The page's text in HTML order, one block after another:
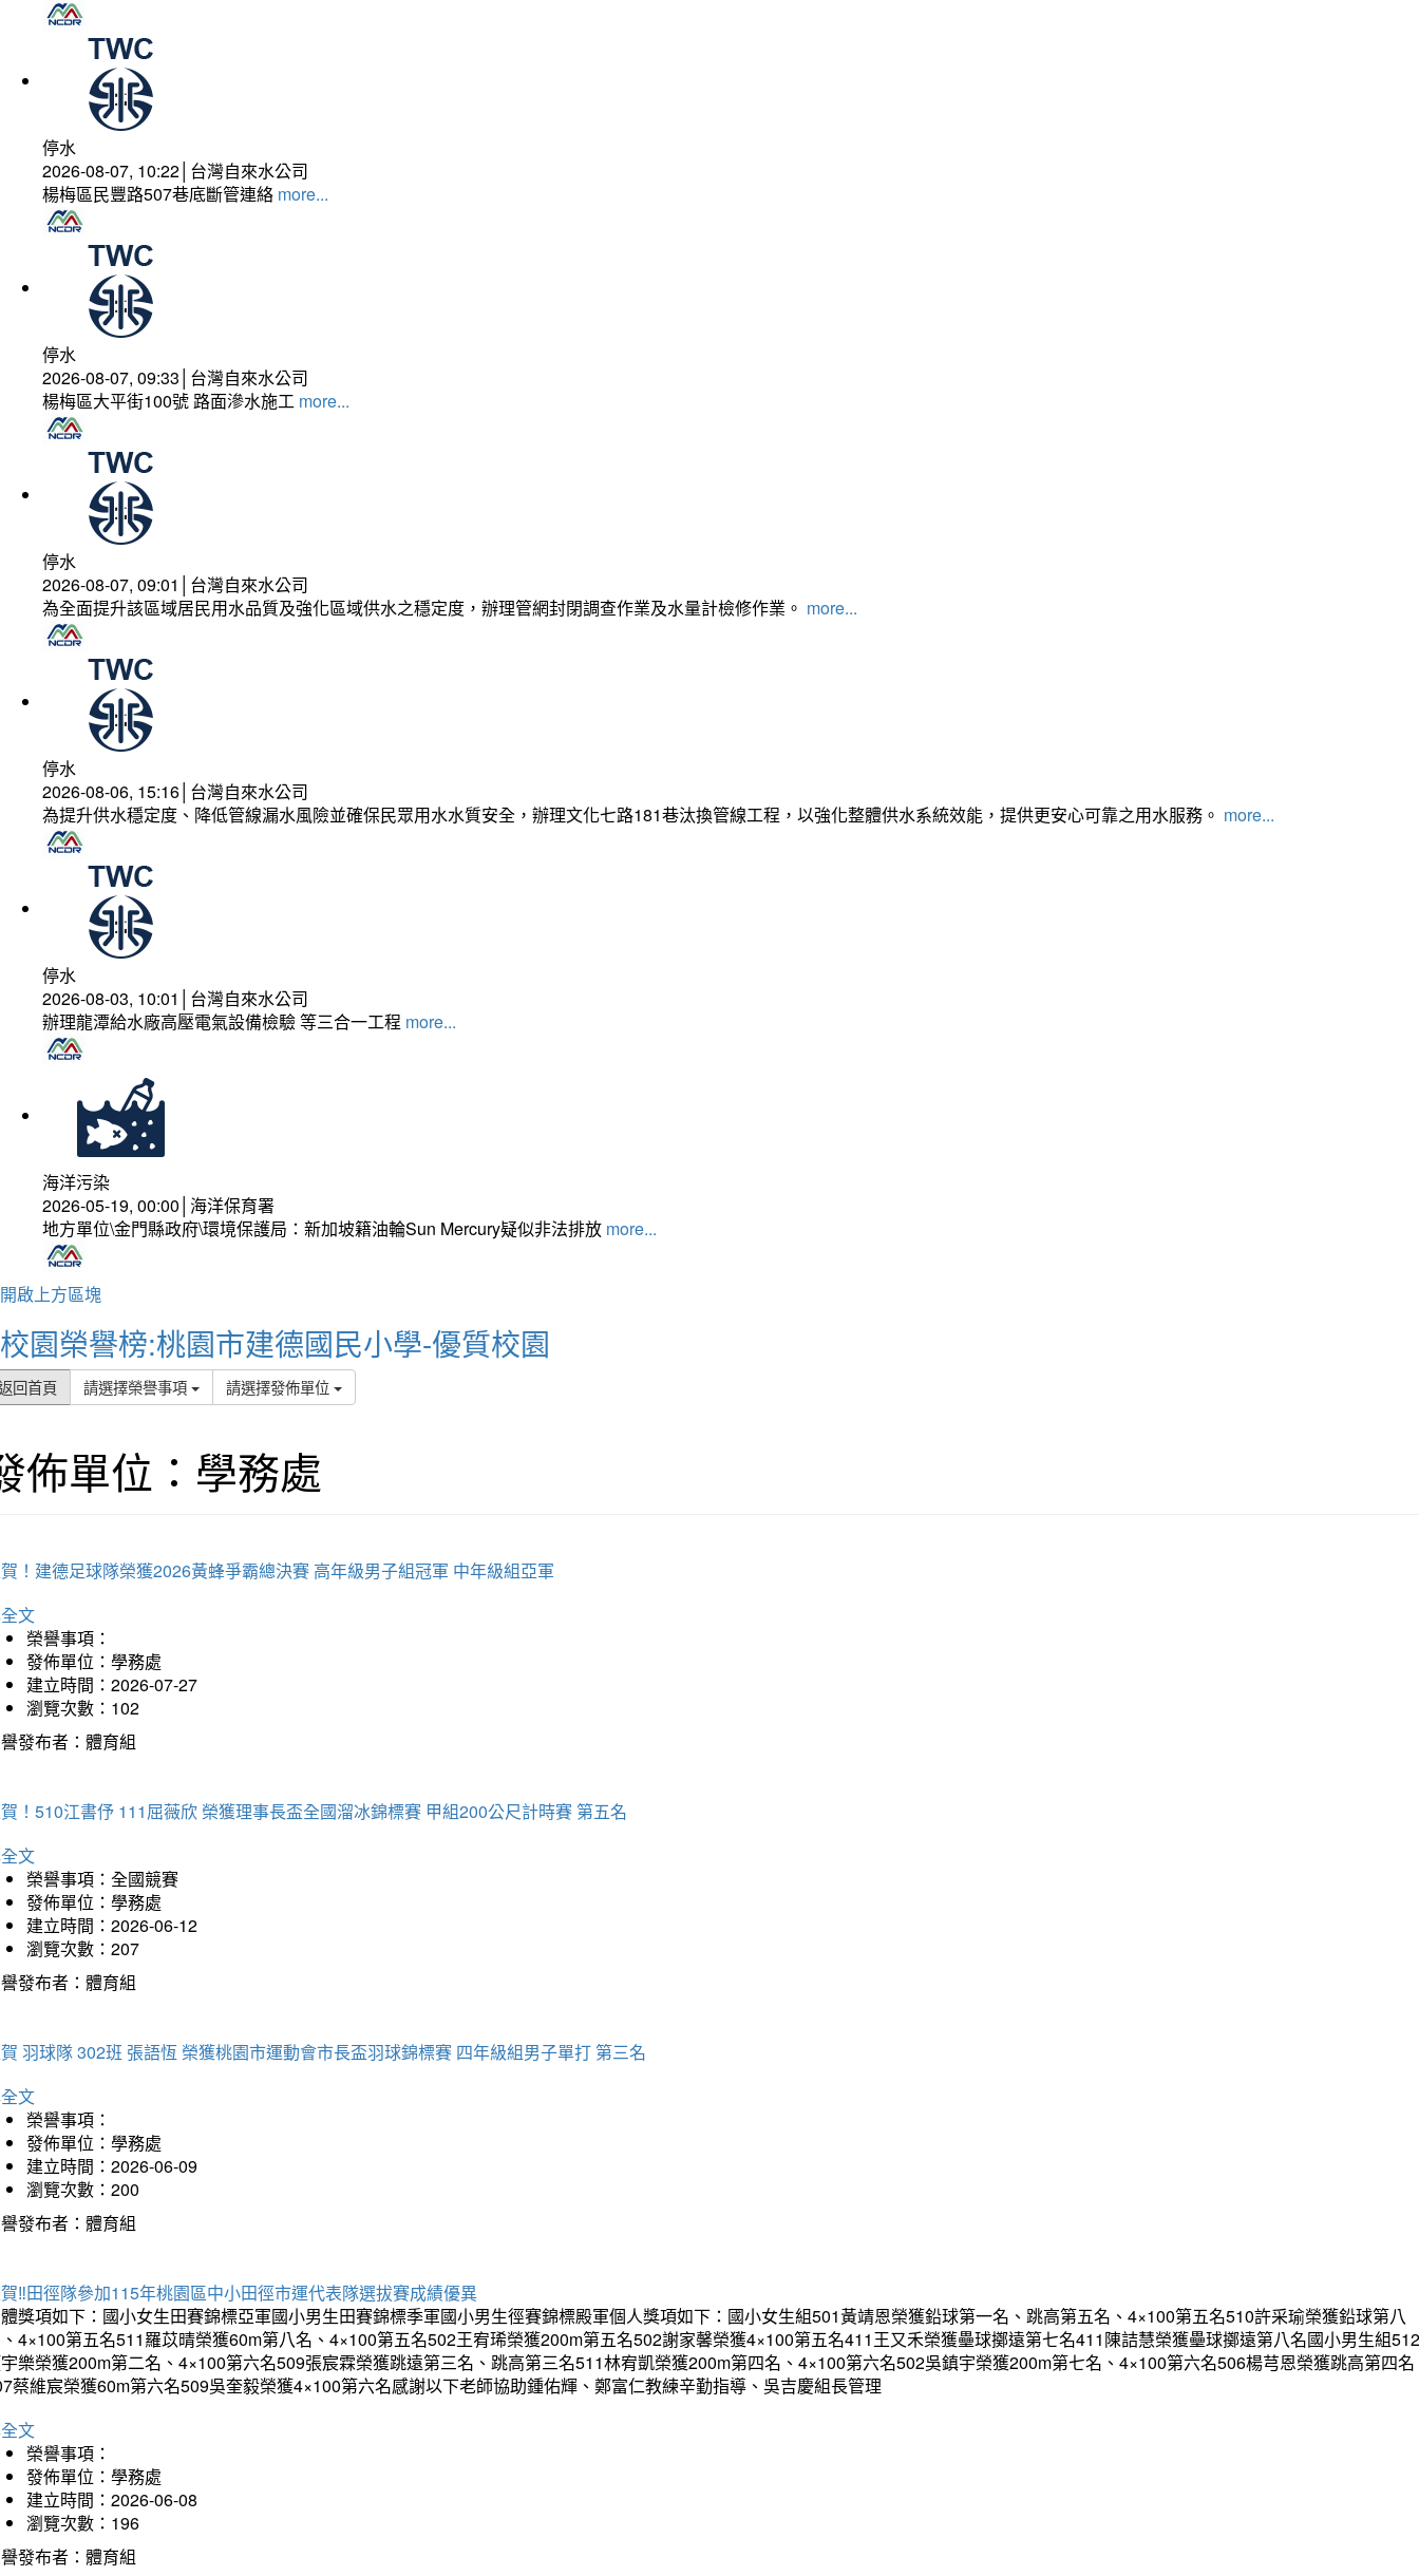
停水
2026-08-07, 10:22│台灣自來水公司
楊梅區民豐路507巷底斷管連絡 more...
停水
2026-08-07, 09:33│台灣自來水公司
楊梅區大平街100號 路面滲水施工 more...
停水
2026-08-07, 09:01│台灣自來水公司
為全面提升該區域居民用水品質及強化區域供水之穩定度，辦理管網封閉調查作業及水量計檢修作業。 more...
停水
2026-08-06, 15:16│台灣自來水公司
為提升供水穩定度、降低管線漏水風險並確保民眾用水水質安全，辦理文化七路181巷汰換管線工程，以強化整體供水系統效能，提供更安心可靠之用水服務。 more...
停水
2026-08-03, 10:01│台灣自來水公司
辦理龍潭給水廠高壓電氣設備檢驗 等三合一工程 more...
海洋污染
2026-05-19, 00:00│海洋保育署
地方單位\金門縣政府\環境保護局：新加坡籍油輪Sun Mercury疑似非法排放 more...
開啟上方區塊
校園榮譽榜:桃園市建德國民小學-優質校園
回首頁 請選擇榮譽事項 請選擇發佈單位
佈單位：學務處
！建德足球隊榮獲2026黃蜂爭霸總決賽 高年級男子組冠軍 中年級組亞軍
文
榮譽事項：
發佈單位：學務處
建立時間：2026-07-27
瀏覽次數：102
發布者：體育組
！510江書伃 111屈薇欣 榮獲理事長盃全國溜冰錦標賽 甲組200公尺計時賽 第五名
文
榮譽事項：全國競賽
發佈單位：學務處
建立時間：2026-06-12
瀏覽次數：207
發布者：體育組
羽球隊 302班 張語恆 榮獲桃園市運動會市長盃羽球錦標賽 四年級組男子單打 第三名
文
榮譽事項：
發佈單位：學務處
建立時間：2026-06-09
瀏覽次數：200
發布者：體育組
‼️田徑隊參加115年桃園區中小田徑市運代表隊選拔賽成績優異
獎項如下：國小女生田賽錦標亞軍國小男生田賽錦標季軍國小男生徑賽錦標殿軍個人獎項如下：國小女生組501黃靖恩榮獲鉛球第一名、跳高第五名、4×100第五名510許采瑜榮獲鉛球第八
4×100第五名511羅苡晴榮獲60m第八名、4×100第五名502王宥琋榮獲200m第五名502謝家馨榮獲4×100第五名411王又禾榮獲壘球擲遠第七名411陳詰慧榮獲壘球擲遠第八名國小男生組512
樂榮獲200m第二名、4×100第六名509張宸霖榮獲跳遠第三名、跳高第三名511林宥凱榮獲200m第四名、4×100第六名502吳鎮宇榮獲200m第七名、4×100第六名506楊芎恩榮獲跳高第四名
蔡維宸榮獲60m第六名509吳奎毅榮獲4×100第六名感謝以下老師協助鍾佑輝、鄭富仁教練辛勤指導、吳吉慶組長管理
文
榮譽事項：
發佈單位：學務處
建立時間：2026-06-08
瀏覽次數：196
發布者：體育組